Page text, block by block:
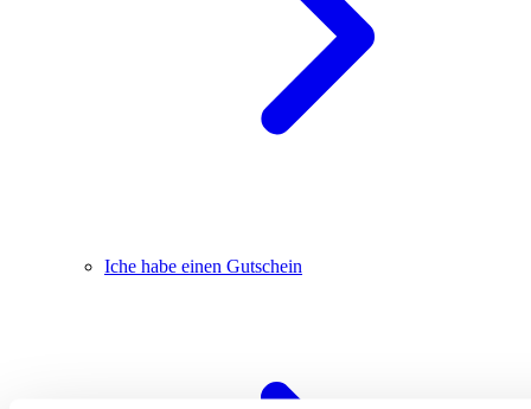
Iche habe einen Gutschein